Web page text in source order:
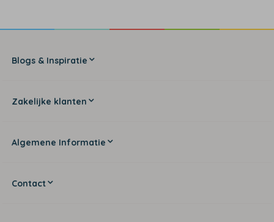
Blogs & Inspiratie
Zakelijke klanten
Algemene Informatie
Contact